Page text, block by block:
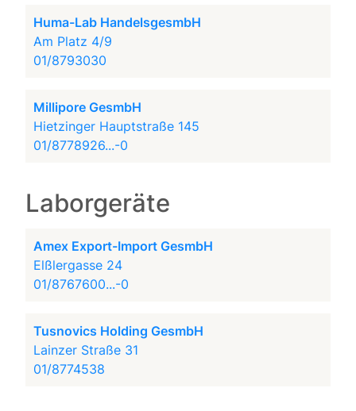
Huma-Lab HandelsgesmbH
Am Platz 4/9
01/8793030
Millipore GesmbH
Hietzinger Hauptstraße 145
01/8778926...-0
Laborgeräte
Amex Export-Import GesmbH
Elßlergasse 24
01/8767600...-0
Tusnovics Holding GesmbH
Lainzer Straße 31
01/8774538